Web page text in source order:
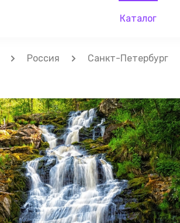
Каталог
Россия Санкт-Петербург